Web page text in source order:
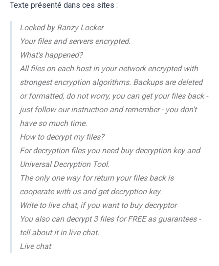
Texte présenté dans ces sites :
Locked by Ranzy Locker
Your files and servers encrypted.
What's happened?
All files on each host in your network encrypted with
strongest encryption algorithms. Backups are deleted
or formatted, do not worry, you can get your files back -
just follow our instruction and remember - you don't
have so much time.
How to decrypt my files?
For decryption files you need buy decryption key and
Universal Decryption Tool.
The only one way for return your files back is
cooperate with us and get decryption key.
Write to live chat, if you want to buy decryptor
You also can decrypt 3 files for FREE as guarantees -
tell about it in live chat.
Live chat